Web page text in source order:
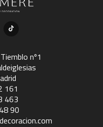
nº1
161
463
90